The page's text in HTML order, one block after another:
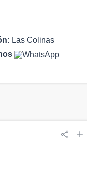
Las Colinas